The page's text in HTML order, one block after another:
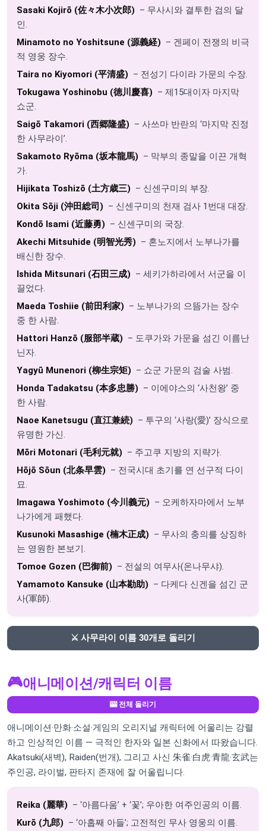
Sasaki Kojirō (佐々木小次郎) – 무사시와 결투한 검의 달
인.
Minamoto no Yoshitsune (源義経) – 겐페이 전쟁의 비극
적 영웅 장수.
Taira no Kiyomori (平清盛) – 전성기 다이라 가문의 수장.
Tokugawa Yoshinobu (徳川慶喜) – 제15대이자 마지막
쇼군.
Saigō Takamori (西郷隆盛) – 사쓰마 반란의 ‘마지막 진정
한 사무라이’.
Sakamoto Ryōma (坂本龍馬) – 막부의 종말을 이끈 개혁
가.
Hijikata Toshizō (土方歳三) – 신센구미의 부장.
Okita Sōji (沖田総司) – 신센구미의 천재 검사 1번대 대장.
Kondō Isami (近藤勇) – 신센구미의 국장.
Akechi Mitsuhide (明智光秀) – 혼노지에서 노부나가를
배신한 장수.
Ishida Mitsunari (石田三成) – 세키가하라에서 서군을 이
끌었다.
Maeda Toshiie (前田利家) – 노부나가의 으뜸가는 장수
중 한 사람.
Hattori Hanzō (服部半蔵) – 도쿠가와 가문을 섬긴 이름난
닌자.
Yagyū Munenori (柳生宗矩) – 쇼군 가문의 검술 사범.
Honda Tadakatsu (本多忠勝) – 이에야스의 ‘사천왕’ 중
한 사람.
Naoe Kanetsugu (直江兼続) – 투구의 ‘사랑(愛)’ 장식으로
유명한 가신.
Mōri Motonari (毛利元就) – 주고쿠 지방의 지략가.
Hōjō Sōun (北条早雲) – 전국시대 초기를 연 선구적 다이
묘.
Imagawa Yoshimoto (今川義元) – 오케하자마에서 노부
나가에게 패했다.
Kusunoki Masashige (楠木正成) – 무사의 충의를 상징하
는 영원한 본보기.
Tomoe Gozen (巴御前) – 전설의 여무사(온나무샤).
Yamamoto Kansuke (山本勘助) – 다케다 신겐을 섬긴 군
사(軍師).
⚔️ 사무라이 이름 30개로 돌리기
🎮애니메이션/캐릭터 이름
🎰 전체 돌리기
애니메이션·만화·소설·게임의 오리지널 캐릭터에 어울리는 강렬
하고 인상적인 이름 — 극적인 한자와 일본 신화에서 따왔습니다.
Akatsuki(새벽), Raiden(번개), 그리고 사신 朱雀·白虎·青龍·玄武는
주인공, 라이벌, 판타지 존재에 잘 어울립니다.
Reika (麗華) – ‘아름다움’ + ‘꽃’; 우아한 여주인공의 이름.
Kurō (九郎) – ‘아홉째 아들’; 고전적인 무사 영웅의 이름.